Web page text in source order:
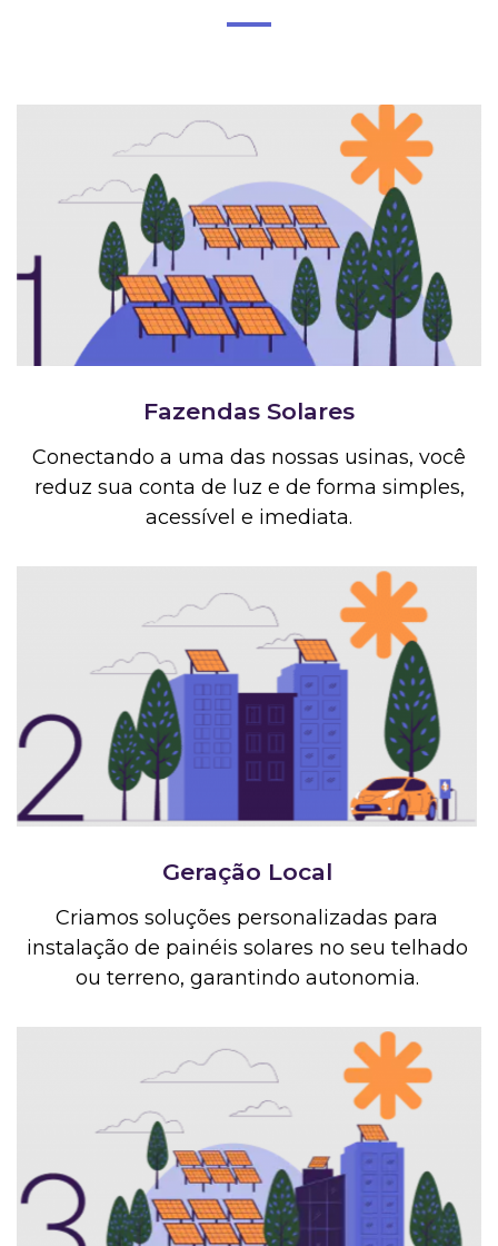
Fazendas Solares
Conectando a uma das nossas usinas, você
reduz sua conta de luz e de forma simples,
acessível e imediata.
Geração Local
Criamos soluções personalizadas para
instalação de painéis solares no seu telhado
ou terreno, garantindo autonomia.